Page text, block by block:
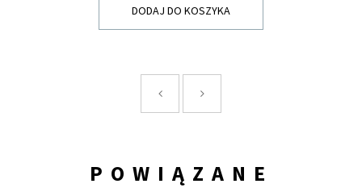
DODAJ DO KOSZYKA
POWIĄZANE